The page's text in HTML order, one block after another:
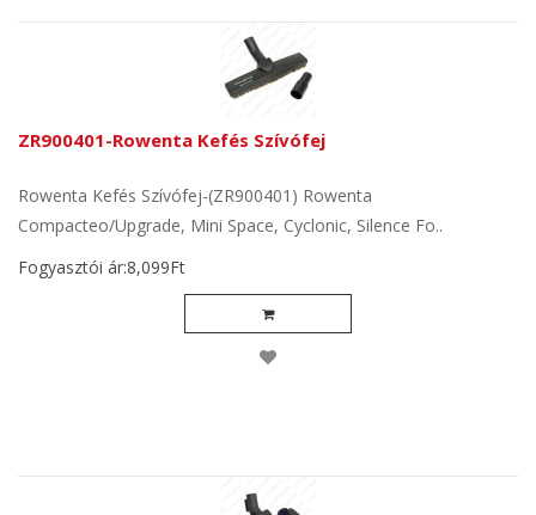
ZR900401-Rowenta Kefés Szívófej
Rowenta Kefés Szívófej-(ZR900401) Rowenta
Compacteo/Upgrade, Mini Space, Cyclonic, Silence Fo..
Fogyasztói ár:8,099Ft